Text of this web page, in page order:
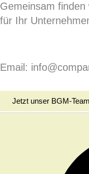
Gemeinsam
für Ihr
Email:
Jetzt unser BGM-